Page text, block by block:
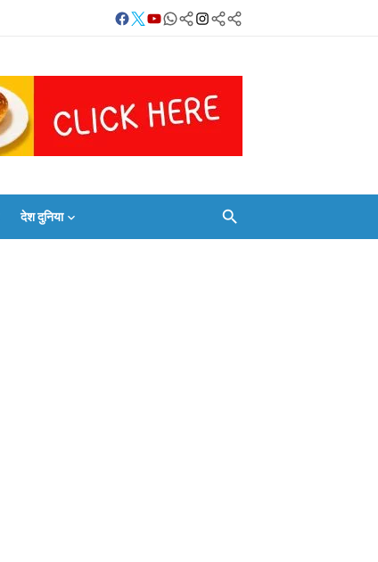
Facebook
Twitter
Youtube
Whatsapp
बलिया
लाइव
FOLLOW/JOIN
करें
Instagram
Telegram
देश दुनिया